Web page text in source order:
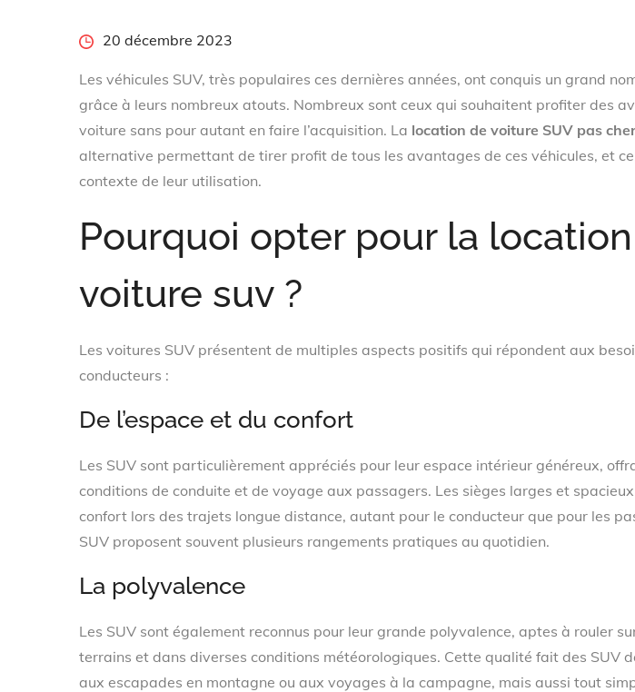
Posted20 décembre 2023
Les véhicules SUV, très populaires ces dernières années, ont conquis un grand
grâce à leurs nombreux atouts. Nombreux sont ceux qui souhaitent profiter des
voiture sans pour autant en faire l’acquisition. La location de voiture SUV pas cher
alternative permettant de tirer profit de tous les avantages de ces véhicules, et
contexte de leur utilisation.
Pourquoi opter pour la
voiture suv ?
Les voitures SUV présentent de multiples aspects positifs qui répondent aux
conducteurs :
De l’espace et du confort
Les SUV sont particulièrement appréciés pour leur espace intérieur généreux,
conditions de conduite et de voyage aux passagers. Les sièges larges et
confort lors des trajets longue distance, autant pour le conducteur que pour les
SUV proposent souvent plusieurs rangements pratiques au quotidien.
La polyvalence
Les SUV sont également reconnus pour leur grande polyvalence, aptes à rouler
terrains et dans diverses conditions météorologiques. Cette qualité fait des SUV
aux escapades en montagne ou aux voyages à la campagne, mais aussi tout